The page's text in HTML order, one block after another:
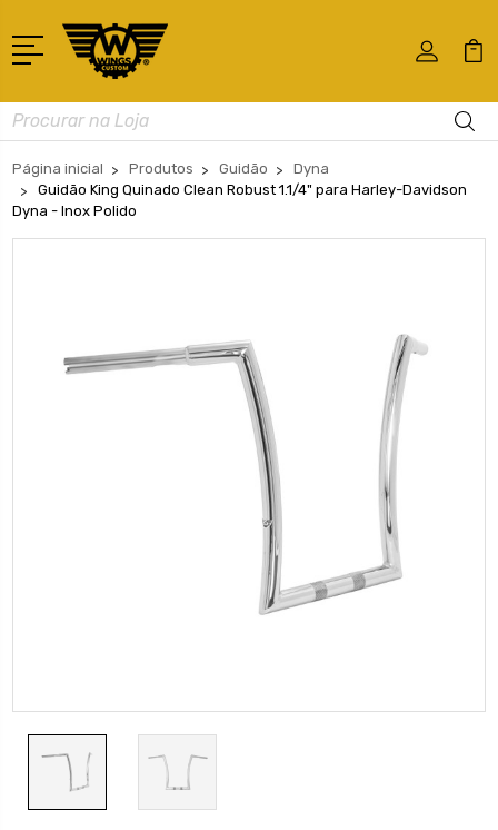
Busca
Página inicial Produtos Guidão
Dyna
Guidão King Quinado Clean Robust 1.1/4" para Harley-Davidson
Dyna - Inox Polido